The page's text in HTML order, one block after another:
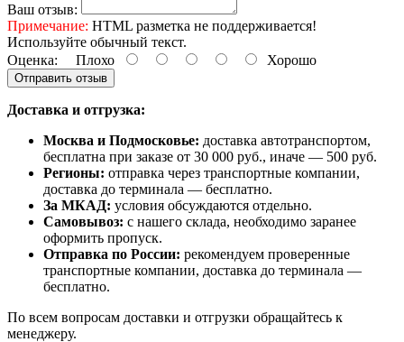
Ваш отзыв:
Примечание: HTML разметка не поддерживается!
Используйте обычный текст.
Оценка: Плохо Хорошо
Отправить отзыв
Доставка и отгрузка:
Москва и Подмосковье: доставка автотранспортом,
бесплатна при заказе от 30 000 руб., иначе — 500 руб.
Регионы: отправка через транспортные компании,
доставка до терминала — бесплатно.
За МКАД: условия обсуждаются отдельно.
Самовывоз: с нашего склада, необходимо заранее
оформить пропуск.
Отправка по России: рекомендуем проверенные
транспортные компании, доставка до терминала —
бесплатно.
По всем вопросам доставки и отгрузки обращайтесь к
менеджеру.